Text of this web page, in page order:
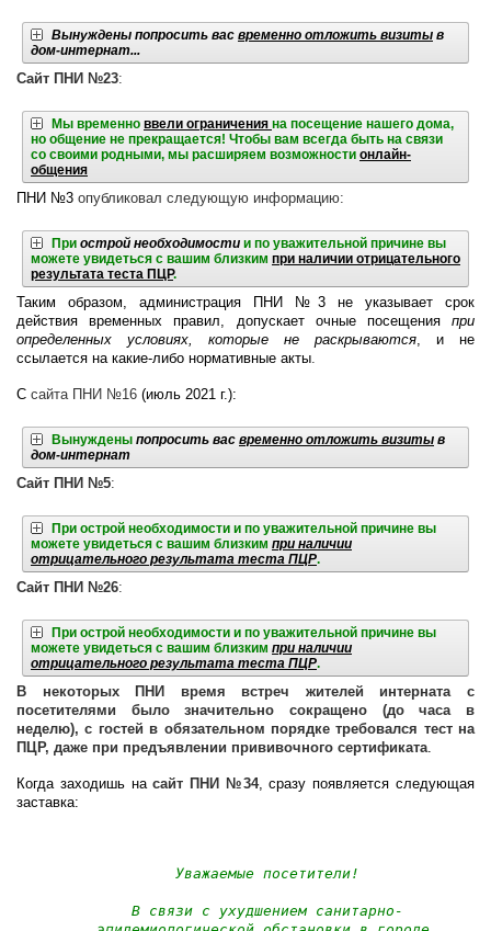
Вынуждены попросить вас временно отложить визиты в
дом-интернат...
Сайт ПНИ №23:
Мы временно ввели ограничения на посещение нашего дома,
но общение не прекращается! Чтобы вам всегда быть на связи
со своими родными, мы расширяем возможности онлайн-
общения
ПНИ №3 опубликовал следующую информацию:
При острой необходимости и по уважительной причине вы
можете увидеться с вашим близким при наличии отрицательного
результата теста ПЦР.
Таким образом, администрация ПНИ №3 не указывает срок
действия временных правил, допускает очные посещения при
определенных условиях, которые не раскрываются, и не
ссылается на какие-либо нормативные акты.
С сайта ПНИ №16 (июль 2021 г.):
Вынуждены попросить вас временно отложить визиты в
дом-интернат
Сайт ПНИ №5:
При острой необходимости и по уважительной причине вы
можете увидеться с вашим близким при наличии
отрицательного результата теста ПЦР.
Сайт ПНИ №26:
При острой необходимости и по уважительной причине вы
можете увидеться с вашим близким при наличии
отрицательного результата теста ПЦР.
В некоторых ПНИ время встреч жителей интерната с
посетителями было значительно сокращено (до часа в
неделю), с гостей в обязательном порядке требовался тест на
ПЦР, даже при предъявлении прививочного сертификата.
Когда заходишь на сайт ПНИ №34, сразу появляется следующая
заставка:
Уважаемые посетители!
В связи с ухудшением санитарно-